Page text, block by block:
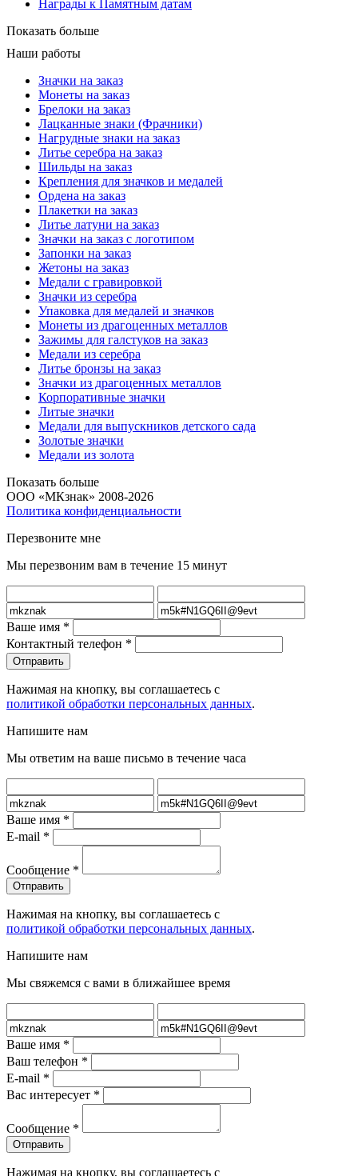
Награды к Памятным датам
Показать больше
Наши работы
Значки на заказ
Монеты на заказ
Брелоки на заказ
Лацканные знаки (Фрачники)
Нагрудные знаки на заказ
Литье серебра на заказ
Шильды на заказ
Крепления для значков и медалей
Ордена на заказ
Плакетки на заказ
Литье латуни на заказ
Значки на заказ с логотипом
Запонки на заказ
Жетоны на заказ
Медали с гравировкой
Значки из серебра
Упаковка для медалей и значков
Монеты из драгоценных металлов
Зажимы для галстуков на заказ
Медали из серебра
Литье бронзы на заказ
Значки из драгоценных металлов
Корпоративные значки
Литые значки
Медали для выпускников детского сада
Золотые значки
Медали из золота
Показать больше
ООО «МКзнак» 2008-2026
Политика конфиденциальности
Перезвоните мне
Мы перезвоним вам в течение 15 минут
Ваше имя *
Контактный телефон *
Нажимая на кнопку, вы соглашаетесь с
политикой обработки персональных данных.
Напишите нам
Мы ответим на ваше письмо в течение часа
Ваше имя *
E-mail *
Сообщение *
Нажимая на кнопку, вы соглашаетесь с
политикой обработки персональных данных.
Напишите нам
Мы свяжемся с вами в ближайшее время
Ваше имя *
Ваш телефон *
E-mail *
Вас интересует *
Сообщение *
Нажимая на кнопку, вы соглашаетесь с